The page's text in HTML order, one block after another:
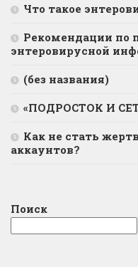
Что такое
Рекомендации по
энтеровирусной
(без названия)
«ПОДРОСТОК И
Как не стать
аккаунтов?
Поиск